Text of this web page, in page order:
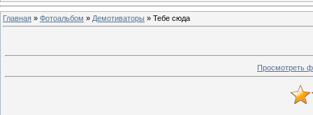
Главная » Фотоальбом » Демотиваторы » Тебе сюда
Просмотреть